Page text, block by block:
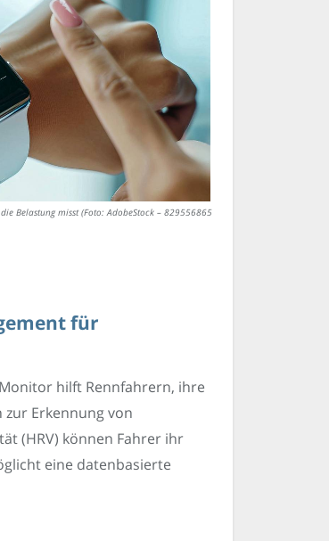
Belastung misst (Foto: AdobeStock – 829556865
für
hilft Rennfahrern, ihre
Erkennung von
(HRV) können Fahrer ihr
eine datenbasierte